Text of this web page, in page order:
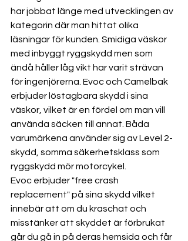
har jobbat länge med utvecklingen av
kategorin där man hittat olika
läsningar för kunden. Smidiga väskor
med inbyggt ryggskydd men som
ändå håller låg vikt har varit strävan
för ingenjörerna. Evoc och Camelbak
erbjuder löstagbara skydd i sina
väskor, vilket är en fördel om man vill
använda säcken till annat. Båda
varumärkena använder sig av Level 2-
skydd, somma säkerhetsklass som
ryggskydd mör motorcykel.
Evoc erbjuder "free crash
replacement" på sina skydd vilket
innebär att om du kraschat och
misstänker att skyddet är förbrukat
går du gå in på deras hemsida och får